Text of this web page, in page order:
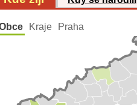
Kraje Praha